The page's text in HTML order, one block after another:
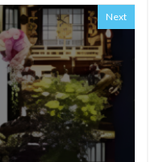
Next